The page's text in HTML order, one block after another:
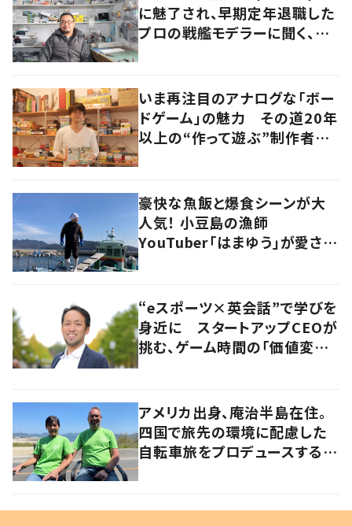
に魅了され、早期定年退職した
プロの戦艦モデラーに聞く、充
いま再注目のアナログな「ボー
ドゲーム」の魅力 その道20年
以上の“作って遊ぶ”制作者に
豪快な魚飯と爆食シーンが大
人気！ 小豆島の漁師
YouTuber「はまゆう」が愛され
“eスポーツ×英会話”で学びを
身近に スタートアップCEOが
挑む、ゲーム時間の「価値変容」
アメリカ出身、庵治半島在住。
四国で旅先の環境に配慮した
自転車旅をプロデュースする